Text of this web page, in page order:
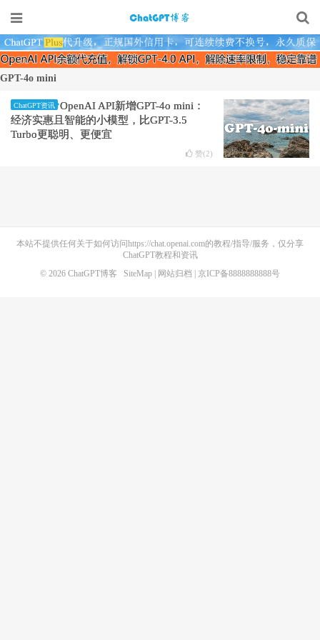
GPT-4o mini
ChatGPT资讯
OpenAI API新增GPT-4o mini：
经济实惠且智能的小模型，比GPT-3.5
Turbo更聪明、更便宜
赞(2)
本站不提供任何关于如何访问https://chat.openai.com的教程/指导/服务，仅分享
ChatGPT教程和资讯
© 2026 ChatGPT博客 SiteMap | 网站归档 | 京ICP备8888888888号